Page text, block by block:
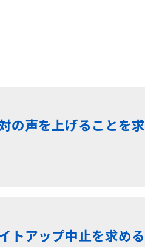
の声を上げることを求
トアップ中止を求める